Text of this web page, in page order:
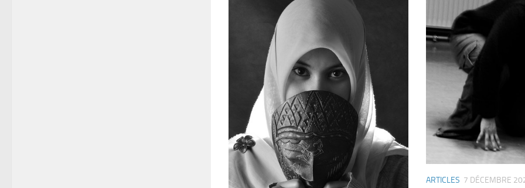
ARTICLES 7 DÉCEMBRE